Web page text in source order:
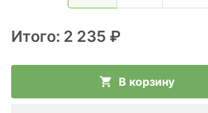
Итого: 2 235 ₽
В корзину